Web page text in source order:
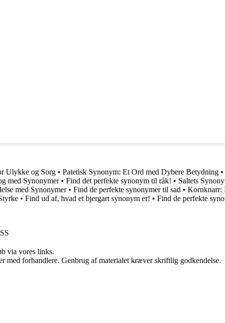
Ulykke og Sorg • Patetisk Synonym: Et Ord med Dybere Betydning •
med Synonymer• Find det perfekte synonym til råk! • Saltets
med Synonymer• Find de perfekte synonymer til sad • Kornknarr:
• Find ud af, hvad et bjergart synonym er! • Find de perfekte
via vores links.
med forhandlere. Genbrug af materialet kræver skriftlig godkendelse.